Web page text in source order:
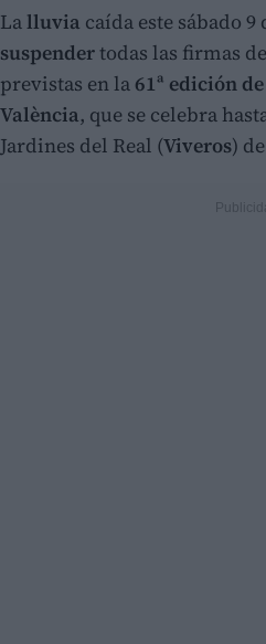
Lalluvia caída este sábado
suspendertodas las firmas
previstas en la 61ª edición
València, que se celebra
Jardines del Real (Viveros)